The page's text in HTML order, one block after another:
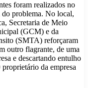
foram realizados no
do problema. No local,
Secretaria de Meio
(GCM) e da
(SMTA) reforçaram
outro flagrante, de uma
e descartando entulho
da empresa